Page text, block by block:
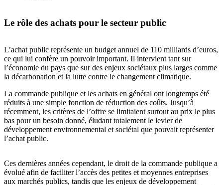
Le rôle des achats pour le secteur public
L’achat public représente un budget annuel de 110 milliards d’euros,
ce qui lui confère un pouvoir important. Il intervient tant sur
l’économie du pays que sur des enjeux sociétaux plus larges comme
la décarbonation et la lutte contre le changement climatique.
La commande publique et les achats en général ont longtemps été
réduits à une simple fonction de réduction des coûts. Jusqu’à
récemment, les critères de l’offre se limitaient surtout au prix le plus
bas pour un besoin donné, éludant totalement le levier de
développement environnemental et sociétal que pouvait représenter
l’achat public.
Ces dernières années cependant, le droit de la commande publique a
évolué afin de faciliter l’accès des petites et moyennes entreprises
aux marchés publics, tandis que les enjeux de développement